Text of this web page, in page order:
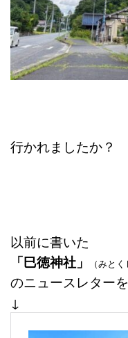
行かれましたか？
以前に書いた
「巳徳神社」 （みと
のニュースレター
↓